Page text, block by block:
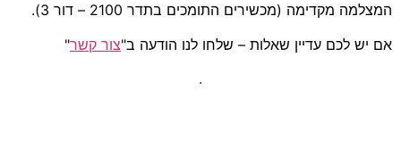
המצלמה מקדימה (מכשירים התומכים בתדר 2100 – דור 3).
אם יש לכם עדיין שאלות – שלחו לנו הודעה ב"צור קשר"
.